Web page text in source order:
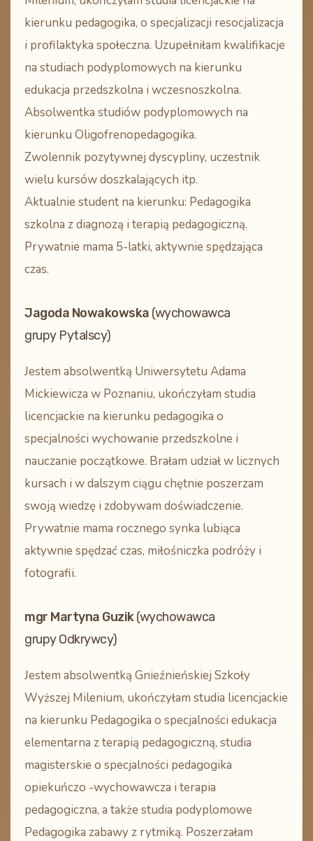
kierunku pedagogika, o specjalizacji resocjalizacja
i profilaktyka społeczna. Uzupełniłam kwalifikacje
na studiach podyplomowych na kierunku
edukacja przedszkolna i wczesnoszkolna.
Absolwentka studiów podyplomowych na
kierunku Oligofrenopedagogika.
Zwolennik pozytywnej dyscypliny, uczestnik
wielu kursów doszkalających itp.
Aktualnie student na kierunku: Pedagogika
szkolna z diagnozą i terapią pedagogiczną.
Prywatnie mama 5-latki, aktywnie spędzająca
czas.
Jagoda Nowakowska (wychowawca
grupy Pytalscy)
Jestem absolwentką Uniwersytetu Adama
Mickiewicza w Poznaniu, ukończyłam studia
licencjackie na kierunku pedagogika o
specjalności wychowanie przedszkolne i
nauczanie początkowe. Brałam udział w licznych
kursach i w dalszym ciągu chętnie poszerzam
swoją wiedzę i zdobywam doświadczenie.
Prywatnie mama rocznego synka lubiąca
aktywnie spędzać czas, miłośniczka podróży i
fotografii.
mgr Martyna Guzik(wychowawca
grupy Odkrywcy)
Jestem absolwentką Gnieźnieńskiej Szkoły
Wyższej Milenium, ukończyłam studia licencjackie
na kierunku Pedagogika o specjalności edukacja
elementarna z terapią pedagogiczną, studia
magisterskie o specjalności pedagogika
opiekuńczo -wychowawcza i terapia
pedagogiczna, a także studia podyplomowe
Pedagogika zabawy z rytmiką. Poszerzałam